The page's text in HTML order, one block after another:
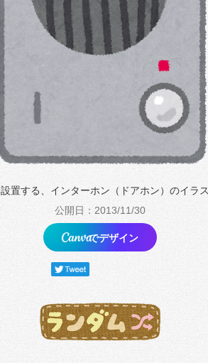
置する、インターホン（ドアホン）のイラス
公開日：2013/11/30
でデザイン